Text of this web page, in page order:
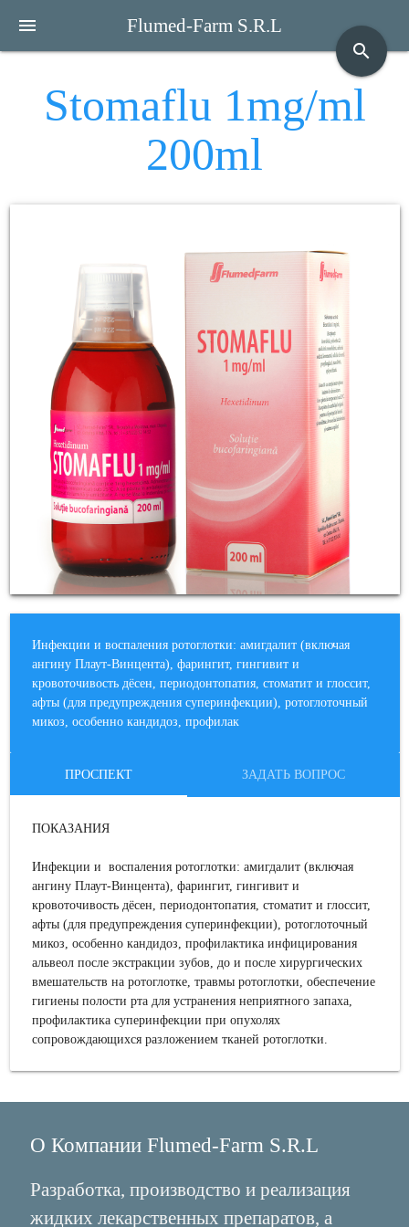
menu
Flumed-Farm S.R.L
search
Stomaflu 1mg/ml
200ml
Инфекции и воспаления ротоглотки: амигдалит (включая
ангину Плаут-Винцента), фарингит, гингивит и
кровоточивость дёсен, периодонтопатия, стоматит и глоссит,
афты (для предупреждения суперинфекции), ротоглоточный
микоз, особенно кандидоз, профилак
ПРОСПЕКТ ЗАДАТЬ ВОПРОС
ПОКАЗАНИЯ
Инфекции и воспаления ротоглотки: амигдалит (включая
ангину Плаут-Винцента), фарингит, гингивит и
кровоточивость дёсен, периодонтопатия, стоматит и глоссит,
афты (для предупреждения суперинфекции), ротоглоточный
микоз, особенно кандидоз, профилактика инфицирования
альвеол после экстракции зубов, до и после хирургических
вмешательств на ротоглотке, травмы ротоглотки, обеспечение
гигиены полости рта для устранения неприятного запаха,
профилактика суперинфекции при опухолях
сопровождающихся разложением тканей ротоглотки.
О Компании Flumed-Farm S.R.L
Разработка, производство и реализация
жидких лекарственных препаратов, а